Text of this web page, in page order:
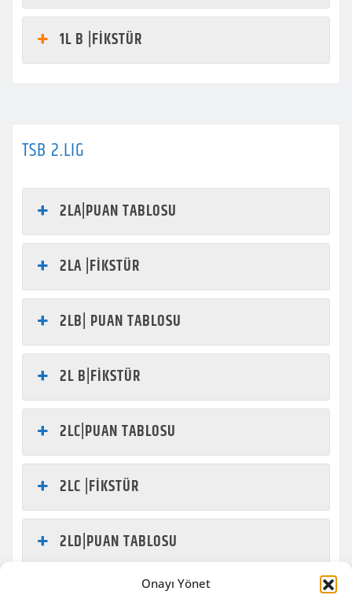
Onayı Yönet
1L B |FİKSTÜR
TSB 2.LIG
2LA|PUAN TABLOSU
2LA |FİKSTÜR
2LB| PUAN TABLOSU
2L B|FİKSTÜR
2LC|PUAN TABLOSU
2LC |FİKSTÜR
2LD|PUAN TABLOSU